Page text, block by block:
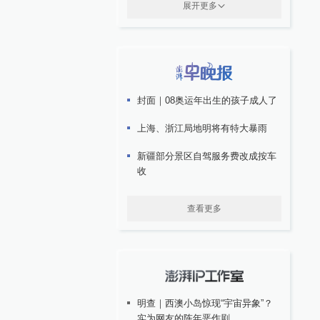
展开更多
封面｜08奥运年出生的孩子成人了
上海、浙江局地明将有特大暴雨
新疆部分景区自驾服务费改成按车
收
查看更多
明查｜西澳小岛惊现“宇宙异象”？